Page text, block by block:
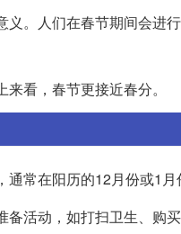
。人们在春节期间会进
看，春节更接近春分。
常在阳历的12月份或1月
活动，如打扫卫生、购